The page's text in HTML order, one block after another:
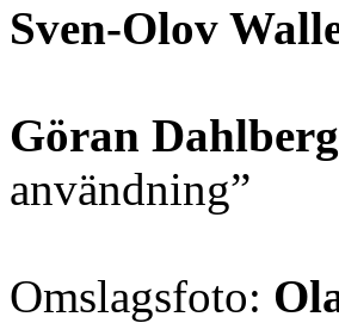
Sven-Olov
Göran
användning”
Omslagsfoto: